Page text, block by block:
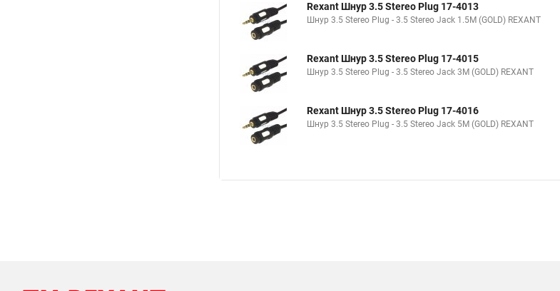
Rexant Шнур 3.5 Stereo Plug 17-4013
Шнур 3.5 Stereo Plug - 3.5 Stereo Jack 1.5М (GOLD) REXANT
Rexant Шнур 3.5 Stereo Plug 17-4015
Шнур 3.5 Stereo Plug - 3.5 Stereo Jack 3М (GOLD) REXANT
Rexant Шнур 3.5 Stereo Plug 17-4016
Шнур 3.5 Stereo Plug - 3.5 Stereo Jack 5М (GOLD) REXANT